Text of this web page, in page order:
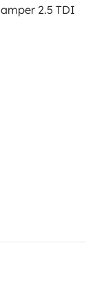
2.5 TDI